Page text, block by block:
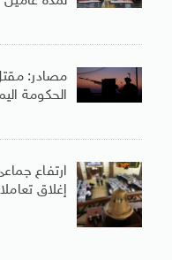
الحكومة
ارتفاع
إغلاق